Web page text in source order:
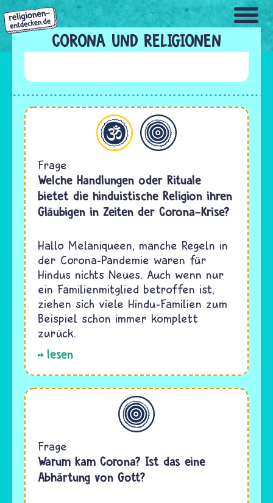
Direkt
zum
Inhalt
CORONA UND RELIGIONEN
Frage
Welche Handlungen oder Rituale
bietet die hinduistische Religion ihren
Gläubigen in Zeiten der Corona-Krise?
Hallo Melaniqueen, manche Regeln in
der Corona-Pandemie waren für
Hindus nichts Neues. Auch wenn nur
ein Familienmitglied betroffen ist,
ziehen sich viele Hindu-Familien zum
Beispiel schon immer komplett
zurück.
lesen
Allgemein
Frage
Warum kam Corona? Ist das eine
Abhärtung von Gott?